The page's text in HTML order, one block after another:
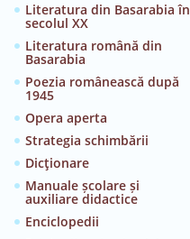
Literatura din Basarabia în
secolul XX
Literatura română din
Basarabia
Poezia românească după
1945
Opera aperta
Strategia schimbării
Dicţionare
Manuale școlare și
auxiliare didactice
Enciclopedii